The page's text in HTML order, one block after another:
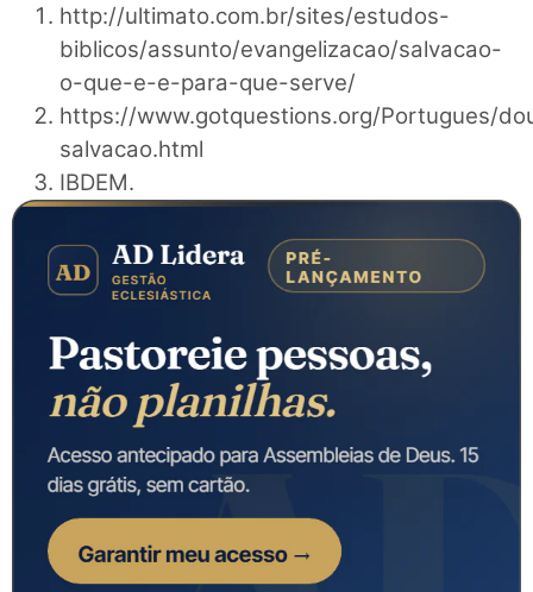
http://ultimato.com.br/sites/estudos-
biblicos/assunto/evangelizacao/salvacao-
o-que-e-e-para-que-serve/
https://www.gotquestions.org/Portugues/
salvacao.html
IBDEM.